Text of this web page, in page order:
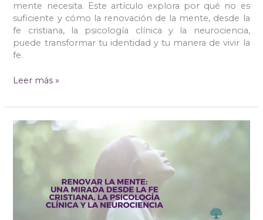
mente necesita. Este artículo explora por qué no es
suficiente y cómo la renovación de la mente, desde la
fe cristiana, la psicología clínica y la neurociencia,
puede transformar tu identidad y tu manera de vivir la
fe.
Leer más »
Renovar
la
mirada